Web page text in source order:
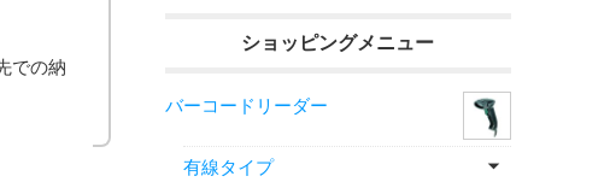
での納
ショッピングメニュー
バーコードリーダー
有線タイプ